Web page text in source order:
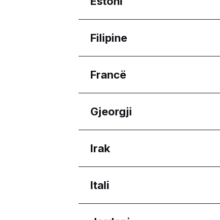
Burgas
Pleven
Rajonet
Harju maakond
Filipine
Rajonet
Calabarzon
Davao Region
Francë
Rajonet
Nouvelle-Aquitaine
Gjeorgji
Rajonet
Adjara
Irak
Rajonet
Erbil Governorate
Itali